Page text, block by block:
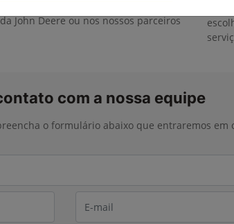
John Deere ou nos nossos parceiros
com a nossa equipe
o formulário abaixo que entraremos em